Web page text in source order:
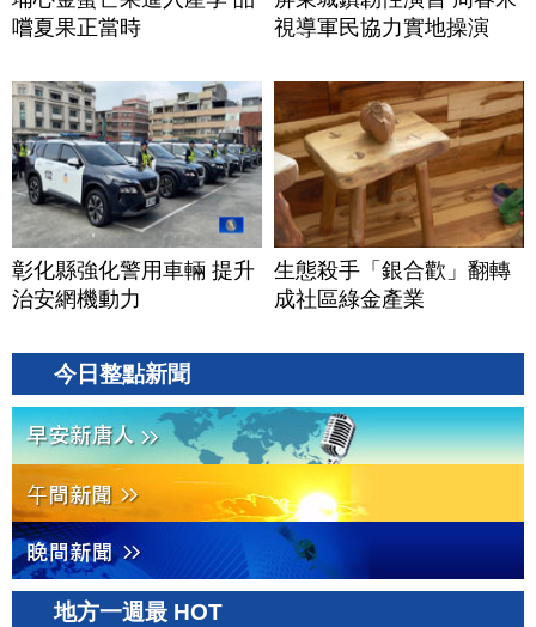
嚐夏果正當時
視導軍民協力實地操演
彰化縣強化警用車輛 提升
治安網機動力
生態殺手「銀合歡」翻轉
成社區綠金產業
今日整點新聞
地方一週最 HOT